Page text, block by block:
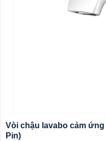
Vòi chậu lavabo cảm ứng
Pin)